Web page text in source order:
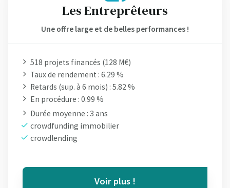
Les Entreprêteurs
Une offre large et de belles performances !
518 projets financés (128 M€)
Taux de rendement : 6.29 %
Retards (sup. à 6 mois) : 5.82 %
En procédure : 0.99 %
Durée moyenne : 3 ans
crowdfunding immobilier
crowdlending
Voir plus !